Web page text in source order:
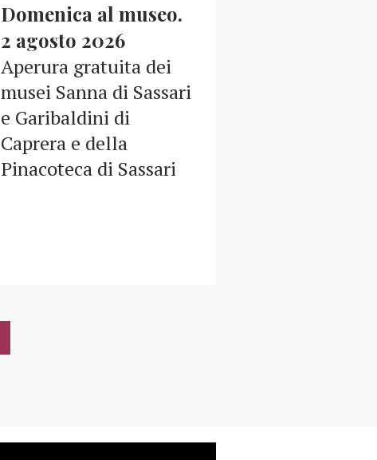
Domenica al museo.
2 agosto 2026
Aperura gratuita dei
musei Sanna di Sassari
e Garibaldini di
Caprera e della
Pinacoteca di Sassari